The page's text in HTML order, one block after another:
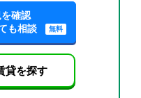
確認
も相談
無料
貸を探す